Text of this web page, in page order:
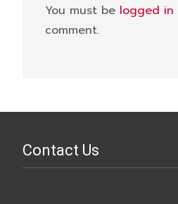
You must be logged in
comment.
Contact Us